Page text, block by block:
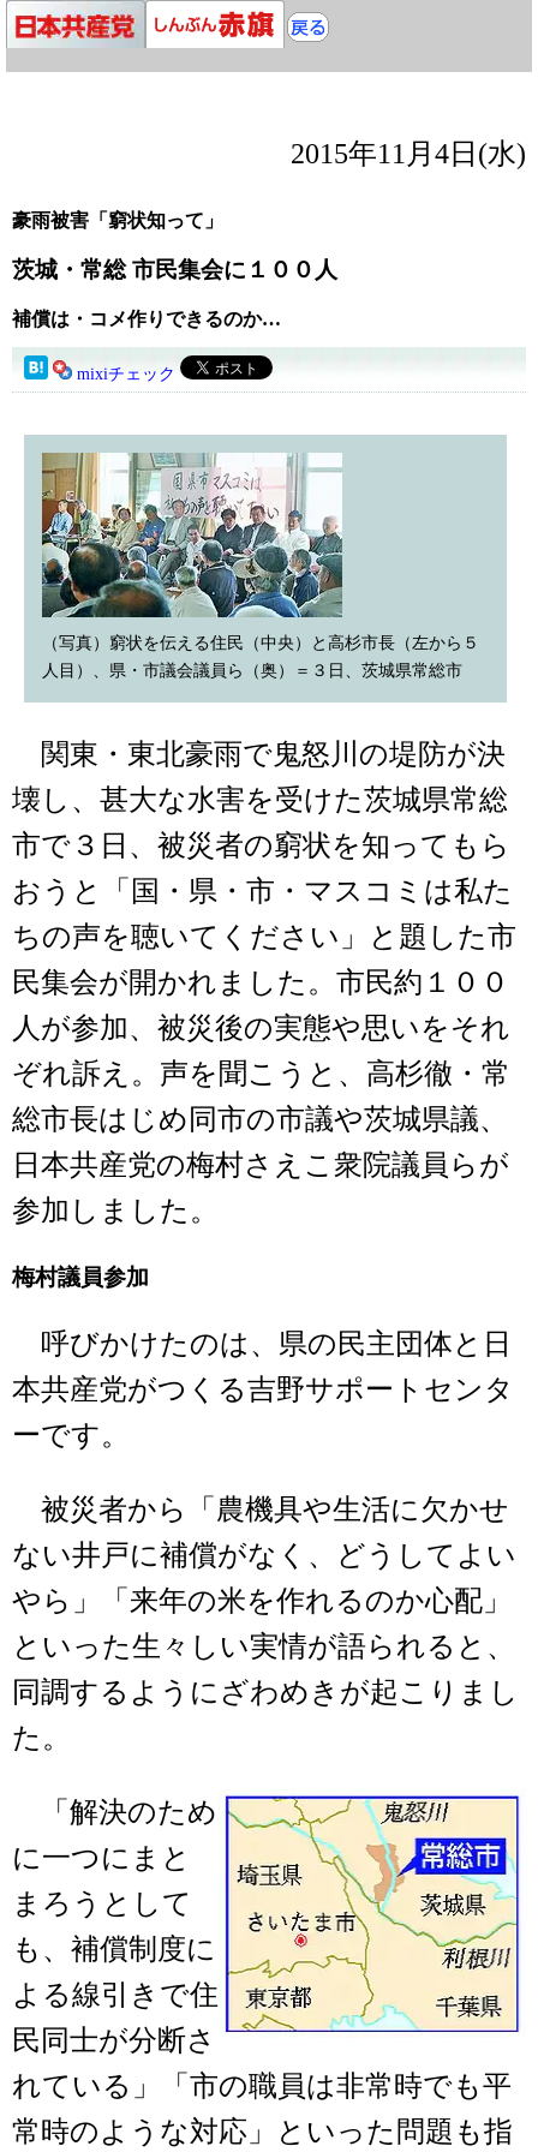
2015年11月4日(水)
豪雨被害「窮状知って」
茨城・常総 市民集会に１００人
補償は・コメ作りできるのか…
mixiチェック
（写真）窮状を伝える住民（中央）と高杉市長（左から５
人目）、県・市議会議員ら（奥）＝３日、茨城県常総市
関東・東北豪雨で鬼怒川の堤防が決
壊し、甚大な水害を受けた茨城県常総
市で３日、被災者の窮状を知ってもら
おうと「国・県・市・マスコミは私た
ちの声を聴いてください」と題した市
民集会が開かれました。市民約１００
人が参加、被災後の実態や思いをそれ
ぞれ訴え。声を聞こうと、高杉徹・常
総市長はじめ同市の市議や茨城県議、
日本共産党の梅村さえこ衆院議員らが
参加しました。
梅村議員参加
呼びかけたのは、県の民主団体と日
本共産党がつくる吉野サポートセンタ
ーです。
被災者から「農機具や生活に欠かせ
ない井戸に補償がなく、どうしてよい
やら」「来年の米を作れるのか心配」
といった生々しい実情が語られると、
同調するようにざわめきが起こりまし
た。
「解決のため
に一つにまと
まろうとして
も、補償制度に
よる線引きで住
民同士が分断さ
れている」「市の職員は非常時でも平
常時のような対応」といった問題も指